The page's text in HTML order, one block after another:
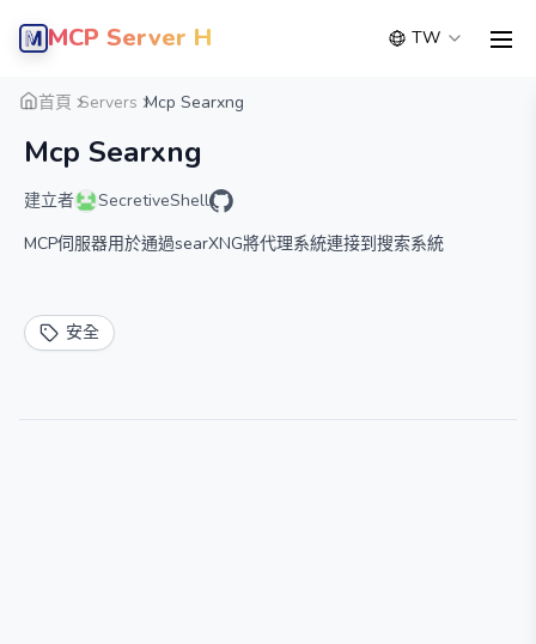
MCP Server Hub TW
首頁 Servers Mcp Searxng
Mcp Searxng
建立者
SecretiveShell
MCP伺服器用於通過searXNG將代理系統連接到搜索系統
安全
概覽 詳細